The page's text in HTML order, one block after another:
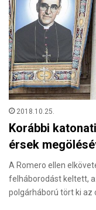
2018.10.25.
Korábbi
érsek
A Romero ellen
felháborodást keltett,
polgárháború tört ki az